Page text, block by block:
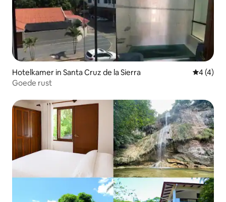
Hotelkamer in Santa Cruz de la Sierra
4 (4)
Goede rust